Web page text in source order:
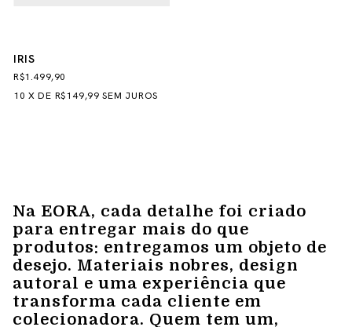
IRIS
R$1.499,90
10 XDE R$149,99 SEM JUROS
Na EORA, cada detalhe foi criado
para entregar mais do que
produtos: entregamos um objeto de
desejo. Materiais nobres, design
autoral e uma experiência que
transforma cada cliente em
colecionadora. Quem tem um,